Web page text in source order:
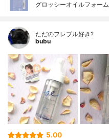
グロッシーオイルフォーム
ただのフレブル好き?
bubu
5.00